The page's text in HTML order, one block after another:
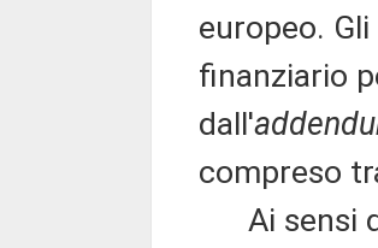
europeo.
finanziario
dall'
compreso
Ai sensi